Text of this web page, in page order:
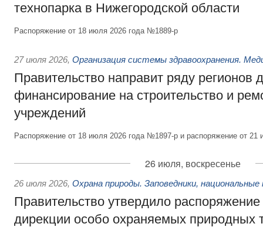
технопарка в Нижегородской области
Распоряжение от 18 июля 2026 года №1889-р
27 июля 2026, Организация системы здравоохранения.
Правительство направит ряду регионов
финансирование на строительство и
учреждений
Распоряжение от 18 июля 2026 года №1897-р и распоряжение от
26 июля, воскресенье
26 июля 2026, Охрана природы. Заповедники, национальные
Правительство утвердило
дирекции особо охраняемых природных